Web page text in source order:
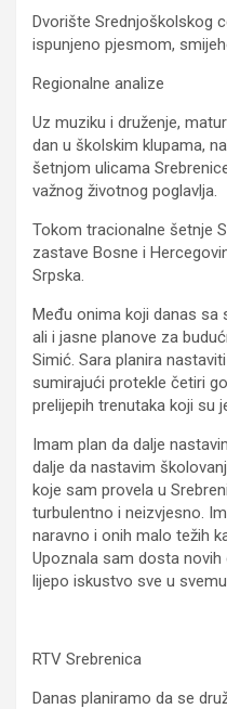
Dvorište Srednjoškolskog
ispunjeno pjesmom,
Regionalne analize
Uz muziku i druženje,
dan u školskim klupama,
šetnjom ulicama
važnog životnog poglavlja.
Tokom tracionalne šetnje
zastave Bosne i
Srpska.
Među onima koji danas
ali i jasne planove za
Simić. Sara planira
sumirajući protekle četiri
prelijepih trenutaka koji su
Imam plan da dalje
dalje da nastavim
koje sam provela u
turbulentno i neizvjesno.
naravno i onih malo težih
Upoznala sam dosta novih
lijepo iskustvo sve u
RTV Srebrenica
Danas planiramo da se